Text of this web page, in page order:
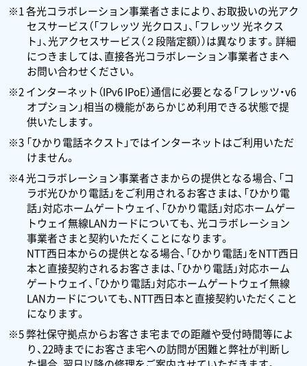
※1 各光コラボレーション事業者さまにより、お取扱いの光アク
セスサービス（「フレッツ 光クロス」、「フレッツ 光ネクス
ト」、光アクセスサービス（２段階定額））は異なります。詳細
につきましては、直接各光コラボレーション事業者さまへ
お問い合わせください。
※2 インターネット（IPv6 IPoE）通信に必要となる「フレッツ・v6
オプション」相当の機能があらかじめ利用できる状態で提
供いたします。
※3 「ひかり電話ネクスト」ではインターネットはご利用いただ
けません。
※4 光コラボレーション事業者さまからの提供となる場合、「コ
ラボ光ひかり電話」をご利用されるお客さまは、「ひかり電
話」対応ホームゲートウェイ、「ひかり電話」対応ホームゲー
トウェイ無線LANカードについても、 光コラボレーション
事業者さまと契約いただくことになります。
NTT西日本からの提供となる場合、「ひかり電話」をNTT西日
本と直接契約されるお客さまは、「ひかり電話」対応ホーム
ゲートウェイ、「ひかり電話」対応ホームゲートウェイ無線
LANカードについても、NTT西日本と直接契約いただくこと
になります。
※5 弊社保守拠点からお客さま宅までの距離や受付時間等によ
り、22時までにお客さま宅への訪問が困難と弊社が判断し